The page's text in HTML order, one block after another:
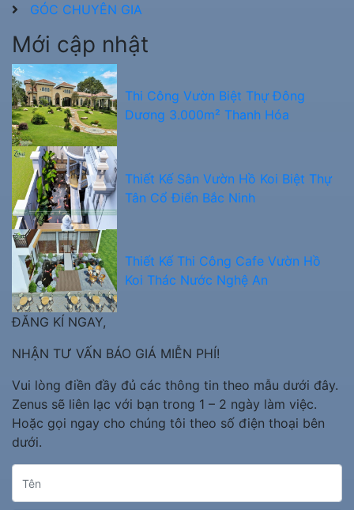
GÓC CHUYÊN GIA
Mới cập nhật
Thi Công Vườn Biệt Thự Đông
Dương 3.000m² Thanh Hóa
Thiết Kế Sân Vườn Hồ Koi Biệt Thự
Tân Cổ Điển Bắc Ninh
Thiết Kế Thi Công Cafe Vườn Hồ
Koi Thác Nước Nghệ An
ĐĂNG KÍ NGAY,
NHẬN TƯ VẤN BÁO GIÁ MIỄN PHÍ!
Vui lòng điền đầy đủ các thông tin theo mẫu dưới đây.
Zenus sẽ liên lạc với bạn trong 1 – 2 ngày làm việc.
Hoặc gọi ngay cho chúng tôi theo số điện thoại bên
dưới.